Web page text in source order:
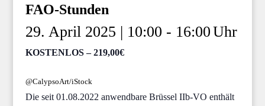
FAO-Stunden
29. April 2025 | 10:00 - 16:00
KOSTENLOS – 219,00€
@CalypsoArt/iStock
Die seit 01.08.2022 anwendbare Brüssel IIb-VO enthält